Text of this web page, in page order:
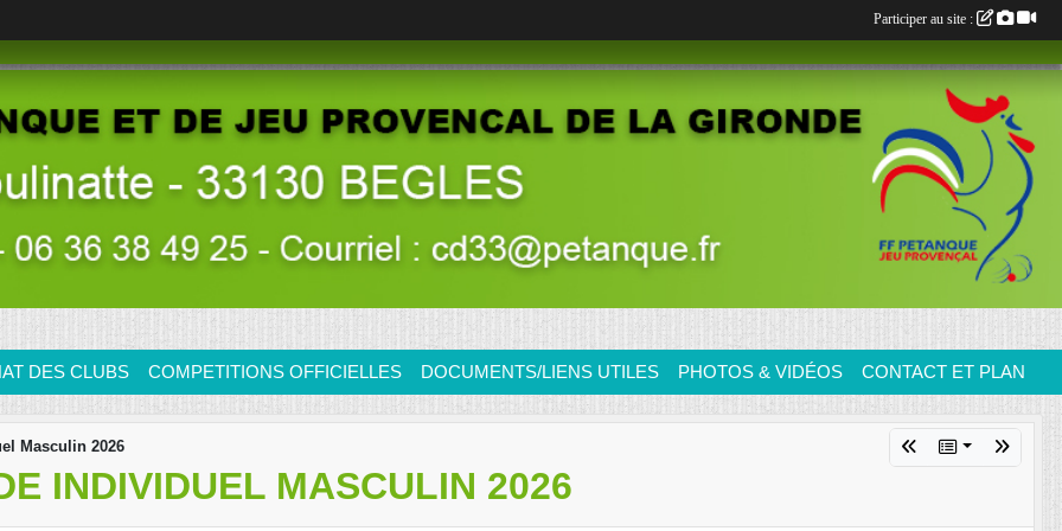
DES CLUBS COMPETITIONS OFFICIELLES DOCUMENTS/LIENS UTILES PHOTOS & VIDÉOS CONTACT ET PLAN
Masculin 2026
INDIVIDUEL MASCULIN 2026
Participer au site :